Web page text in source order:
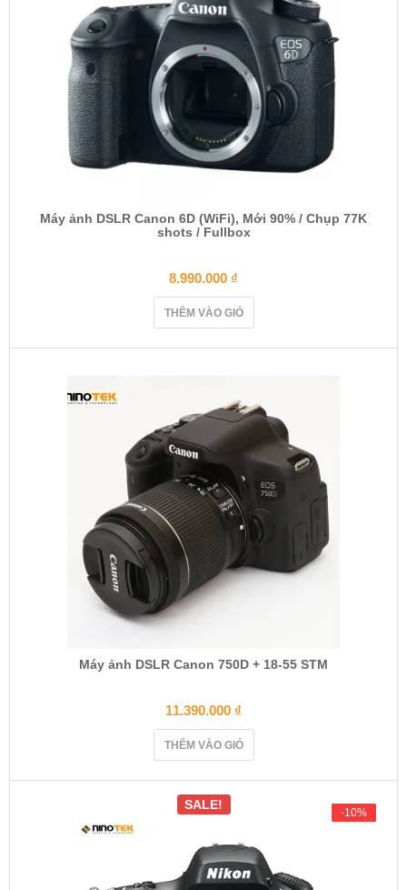
Máy ảnh DSLR Canon 6D (WiFi), Mới 90% / Chụp 77K
shots / Fullbox
8.990.000 ₫
THÊM VÀO GIỎ
Máy ảnh DSLR Canon 750D + 18-55 STM
11.390.000 ₫
THÊM VÀO GIỎ
-10%
-10%
SALE!